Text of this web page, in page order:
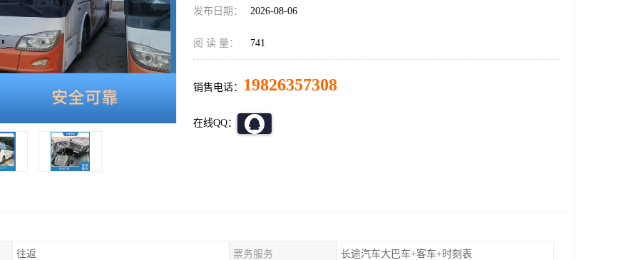
发布日期： 2026-08-06
阅 读 量： 741
销售电话： 19826357308
在线QQ：
往返 票务服务 长途汽车大巴车+客车+时刻表